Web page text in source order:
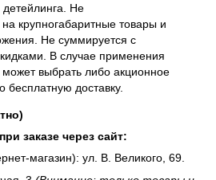
Не
крупногабаритные товары и
Не суммируется с
В случае применения
может выбрать либо акционное
бесплатную доставку.
заказе через сайт:
магазин): ул. В. Великого, 69.